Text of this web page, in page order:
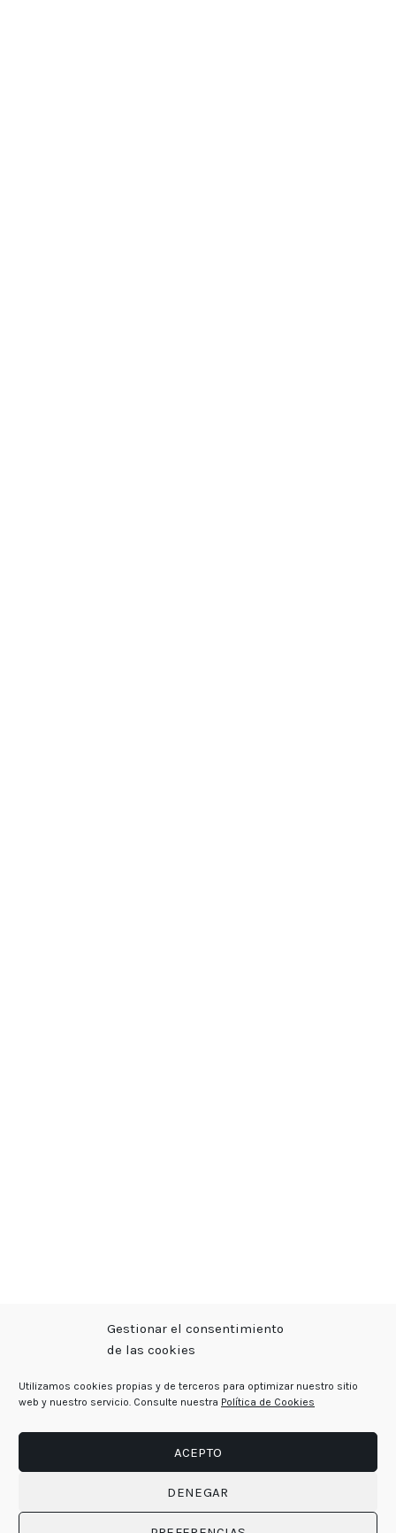
Gestionar el consentimiento
de las cookies
Utilizamos cookies propias y de terceros para optimizar nuestro sitio
web y nuestro servicio. Consulte nuestra Política de Cookies
ACEPTO
DENEGAR